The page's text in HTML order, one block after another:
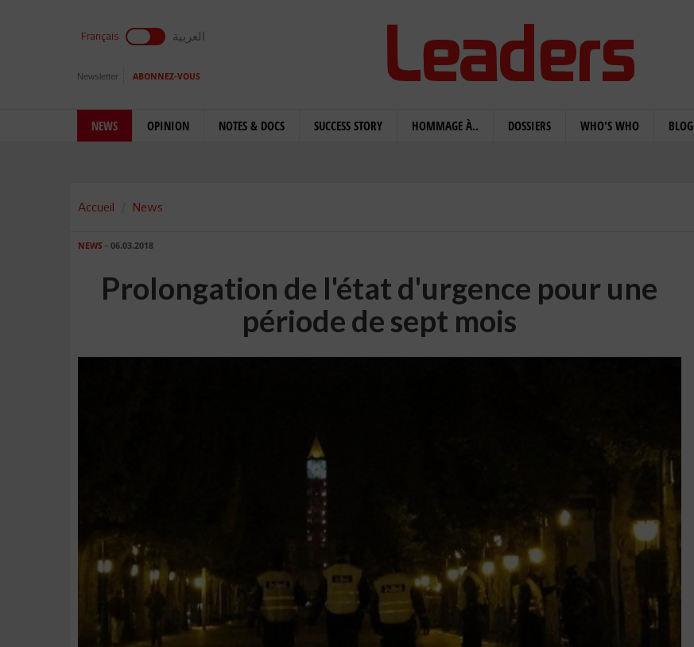
Français العربية
Newsletter ABONNEZ-VOUS
NEWS OPINION NOTES & DOCS SUCCESS STORY HOMMAGE À.. DOSSIERS WHO'S WHO BLOG
Accueil News
NEWS - 06.03.2018
Prolongation de l'état d'urgence pour une
période de sept mois